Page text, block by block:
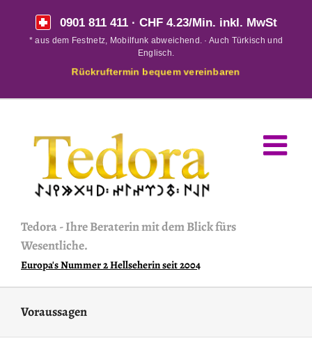
0901 811 411· CHF 4.23/Min. inkl. MwSt
* aus dem Festnetz, Mobilfunk abweichend. · Auch Türkisch und
Englisch.
Rückruftermin bequem vereinbaren
Tedora-Ihre Beraterin mit dem Blick fürs
Wesentliche.
Europa's Nummer 2 Hellseherin seit 2004
Voraussagen